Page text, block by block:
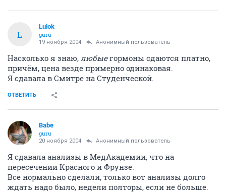
L
Lulok
guru
19 ноября 2004 Анонимный пользователь
Насколько я знаю, любыегормоны сдаются платно,
причём, цена везде примерно одинаковая.
Я сдавала в Смитре на Студенческой.
ОТВЕТИТЬ
Babe
guru
20 ноября 2004 Анонимный пользователь
Я сдавала анализы в МедАкадемии, что на
пересечении Красного и Фрунзе.
Все нормально сделали, только вот анализы долго
ждать надо было, недели полторы, если не больше.